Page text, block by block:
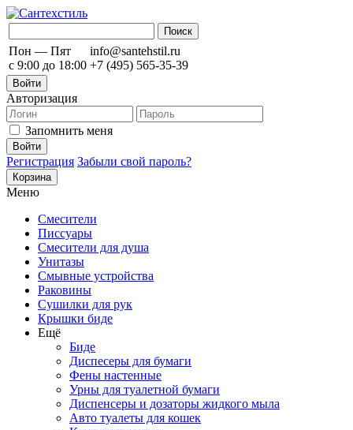
Пон — Пят
с 9:00 до 18:00
info@santehstil.ru
+7 (495) 565-35-39
Войти
Авторизация
Запомнить меня
Регистрация Забыли свой пароль?
Корзина
Меню
Смесители
Писсуары
Смесители для душа
Унитазы
Смывные устройства
Раковины
Сушилки для рук
Крышки биде
Ещё
Биде
Диспесеры для бумаги
Фены настенные
Урны для туалетной бумаги
Диспенсеры и дозаторы жидкого мыла
Авто туалеты для кошек